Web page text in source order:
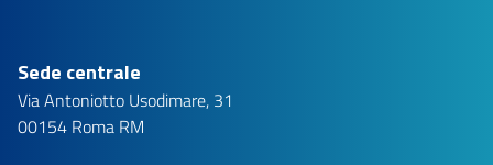
Sede centrale
Via Antoniotto Usodimare, 31
00154 Roma RM